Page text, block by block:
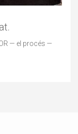
— el procés —